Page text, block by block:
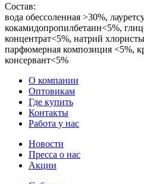
Состав:
вода обессоленная >30%,
кокамидопропилбетаин<5%,
концентрат<5%, натрий
парфюмерная композиция <5%,
консервант<5%
О компании
Оптовикам
Где купить
Контакты
Работа у нас
Новости
Пресса о нас
Акции